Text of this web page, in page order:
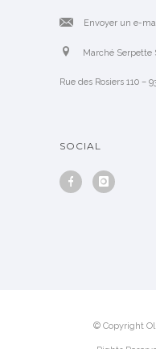
Envoyer un e-
Marché Serpette
Rue des Rosiers 110 –
SOCIAL
© Copyright